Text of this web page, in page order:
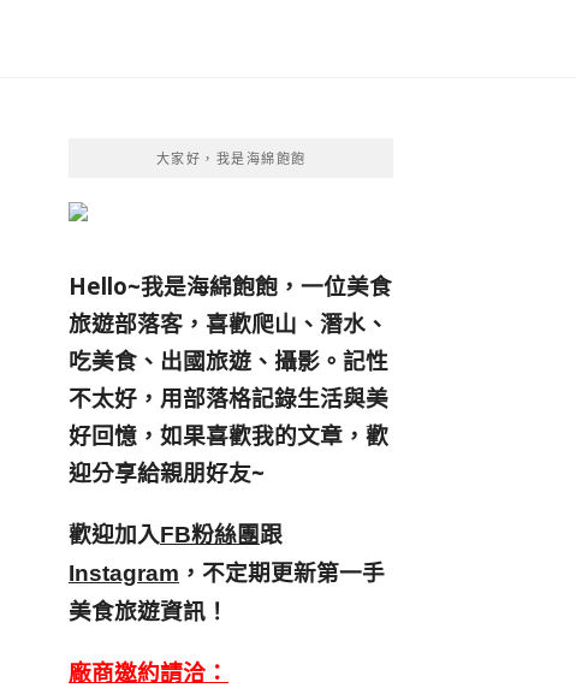
大家好，我是海綿飽飽
Hello~我是海綿飽飽，一位美食
旅遊部落客， 喜歡爬山、潛水、
吃美食、出國旅遊、攝影。 記性
不太好，用部落格記錄生活與美
好回憶， 如果喜歡我的文章，歡
迎分享給親朋好友~
歡迎加入FB粉絲團跟
Instagram ，不定期更新第一手
美食旅遊資訊！
廠商邀約請洽：